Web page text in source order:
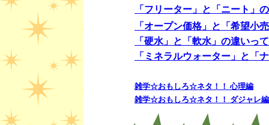
「フリーター」と「ニート」
「オープン価格」と「希望小
「硬水」と「軟水」の違いっ
「ミネラルウォーター」と「
雑学☆おもしろ☆ネタ！！ 心理編
雑学☆おもしろ☆ネタ！！ ダジャレ